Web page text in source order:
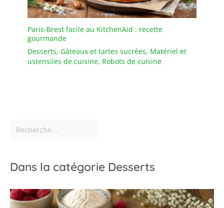
Emballage Sécurisé]
Nous savons que la
transparence et la
essentielles. Le dôme est
fabriqué en verre de
non inclus).
Paris-Brest facile au KitchenAid : recette
gourmande
Desserts, Gâteaux et tartes sucrées, Matériel et
ustensiles de cuisine, Robots de cuisine
Dans la catégorie Desserts